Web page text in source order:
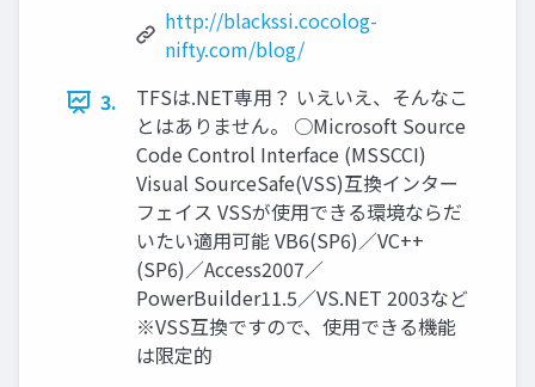
http://blackssi.cocolog-
nifty.com/blog/
3.
TFSは.NET専用？ いえいえ、そんなこ
とはありません。 ○Microsoft Source
Code Control Interface (MSSCCI)
Visual SourceSafe(VSS)互換インター
フェイス VSSが使用できる環境ならだ
いたい適用可能 VB6(SP6)／VC++
(SP6)／Access2007／
PowerBuilder11.5／VS.NET 2003など
※VSS互換ですので、使用できる機能
は限定的